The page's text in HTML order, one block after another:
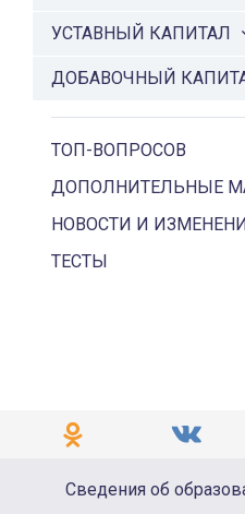
УСТАВНЫЙ КАПИТАЛ
ДОБАВОЧНЫЙ
ТОП-ВОПРОСОВ
ДОПОЛНИТЕЛЬНЫЕ
НОВОСТИ И
ТЕСТЫ
Сведения об